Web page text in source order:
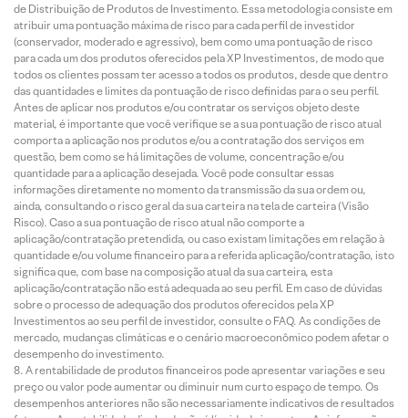
de Distribuição de Produtos de Investimento. Essa metodologia consiste em
atribuir uma pontuação máxima de risco para cada perfil de investidor
(conservador, moderado e agressivo), bem como uma pontuação de risco
para cada um dos produtos oferecidos pela XP Investimentos, de modo que
todos os clientes possam ter acesso a todos os produtos, desde que dentro
das quantidades e limites da pontuação de risco definidas para o seu perfil.
Antes de aplicar nos produtos e/ou contratar os serviços objeto deste
material, é importante que você verifique se a sua pontuação de risco atual
comporta a aplicação nos produtos e/ou a contratação dos serviços em
questão, bem como se há limitações de volume, concentração e/ou
quantidade para a aplicação desejada. Você pode consultar essas
informações diretamente no momento da transmissão da sua ordem ou,
ainda, consultando o risco geral da sua carteira na tela de carteira (Visão
Risco). Caso a sua pontuação de risco atual não comporte a
aplicação/contratação pretendida, ou caso existam limitações em relação à
quantidade e/ou volume financeiro para a referida aplicação/contratação, isto
significa que, com base na composição atual da sua carteira, esta
aplicação/contratação não está adequada ao seu perfil. Em caso de dúvidas
sobre o processo de adequação dos produtos oferecidos pela XP
Investimentos ao seu perfil de investidor, consulte o FAQ. As condições de
mercado, mudanças climáticas e o cenário macroeconômico podem afetar o
desempenho do investimento.
A rentabilidade de produtos financeiros pode apresentar variações e seu
preço ou valor pode aumentar ou diminuir num curto espaço de tempo. Os
desempenhos anteriores não são necessariamente indicativos de resultados